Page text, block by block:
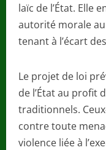
laïc de l’État. Elle
autorité morale
tenant à l’écart
Le projet de loi
de l’État au profit
traditionnels.
contre toute
violence liée à